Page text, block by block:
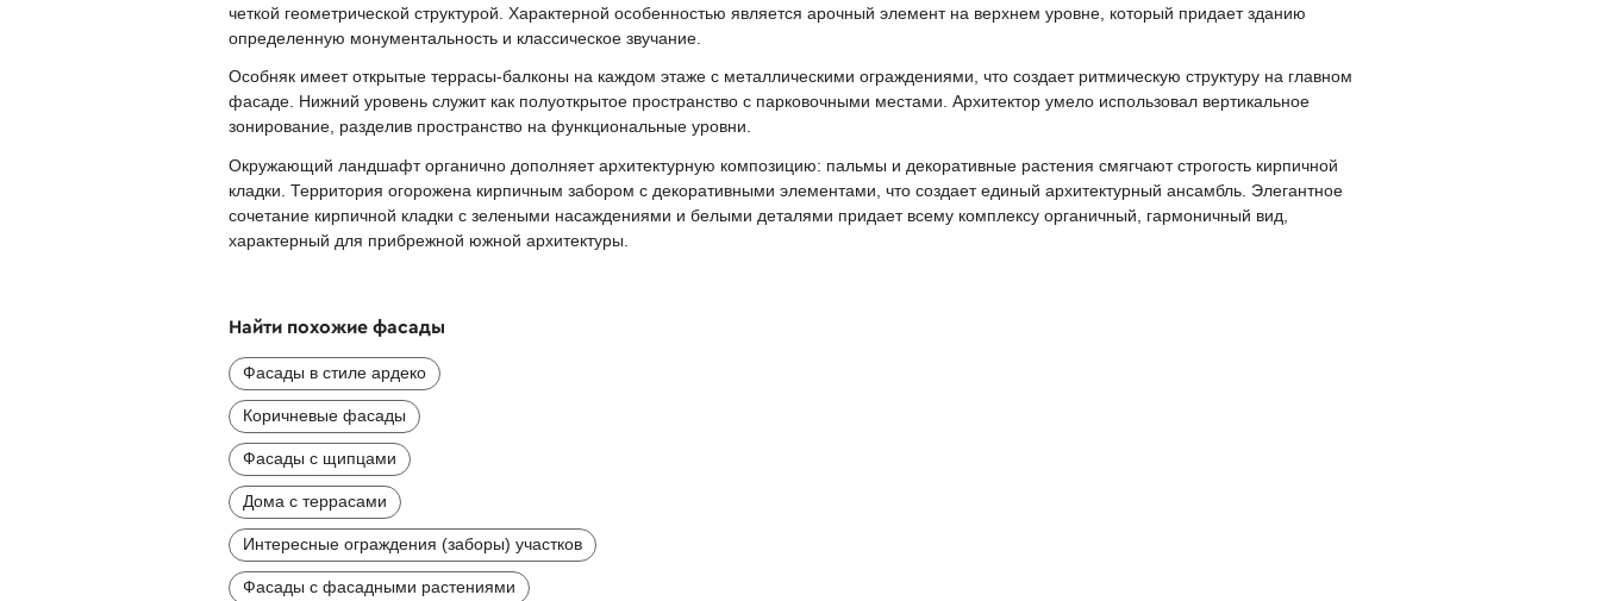
четкой геометрической структурой. Характерной особенностью является арочный элемент на верхнем уровне, который придает зданию
определенную монументальность и классическое звучание.
Особняк имеет открытые террасы-балконы на каждом этаже с металлическими ограждениями, что создает ритмическую структуру на главном
фасаде. Нижний уровень служит как полуоткрытое пространство с парковочными местами. Архитектор умело использовал вертикальное
зонирование, разделив пространство на функциональные уровни.
Окружающий ландшафт органично дополняет архитектурную композицию: пальмы и декоративные растения смягчают строгость кирпичной
кладки. Территория огорожена кирпичным забором с декоративными элементами, что создает единый архитектурный ансамбль. Элегантное
сочетание кирпичной кладки с зелеными насаждениями и белыми деталями придает всему комплексу органичный, гармоничный вид,
характерный для прибрежной южной архитектуры.
Найти похожие фасады
Фасады в стиле ардеко
Коричневые фасады
Фасады с щипцами
Дома с террасами
Интересные ограждения (заборы) участков
Фасады с фасадными растениями